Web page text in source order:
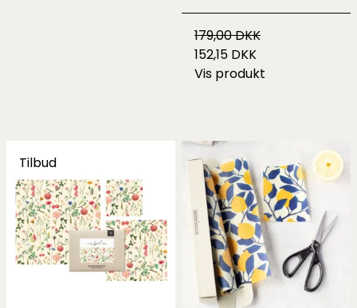
179,00 DKK
152,15 DKK
Vis produkt
Tilbud